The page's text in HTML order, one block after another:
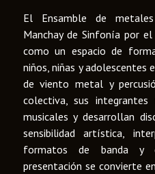
El Ensamble de
Manchay de Sinfonía por
como un espacio de
niños, niñas y
de viento metal y
colectiva, sus integrantes
musicales y desarrollan
sensibilidad artística,
formatos de banda y
presentación se convierte